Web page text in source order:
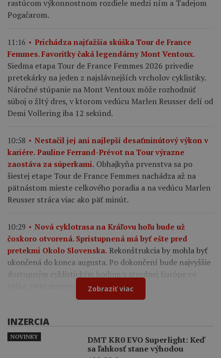
rastúcom výkonnostnom rozdiele medzi ním a Tadejom
Pogačarom.
11:16
Prichádza najťažšia skúška Tour de France
Femmes. Favoritky čaká legendárny Mont Ventoux.
Siedma etapa Tour de France Femmes 2026 privedie
pretekárky na jeden z najslávnejších vrcholov cyklistiky.
Náročné stúpanie na Mont Ventoux môže rozhodnúť
súboj o žltý dres, v ktorom vedúcu Marlen Reusser delí od
Demi Vollering iba 12 sekúnd.
10:58
Nestačil jej ani najlepší desaťminútový výkon v
kariére. Pauline Ferrand-Prévot na Tour výrazne
zaostáva za súperkami. Obhajkyňa prvenstva sa po
šiestej etape Tour de France Femmes nachádza až na
pätnástom mieste celkového poradia a na vedúcu Marlen
Reusser stráca viac ako päť minút.
10:29
Nová cyklotrasa na Kráľovu hoľu bude už
čoskoro otvorená. Sprístupnená má byť ešte pred
pretekmi Okolo Slovenska. Rekonštrukcia by mohla byť
ukončená do konca augusta. Po dokončení bude najvyššie
dostupným cyklistickým bodom v strednej Európe vo
výške 1940 metrov nad morom.
Zobraziť viac
INZERCIA
DMT KR0 EVO Superlight: Keď
sa ľahkosť stane výhodou
NOVINKY